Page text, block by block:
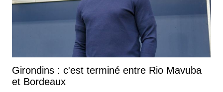
Girondins : c'est terminé entre Rio Mavuba
et Bordeaux